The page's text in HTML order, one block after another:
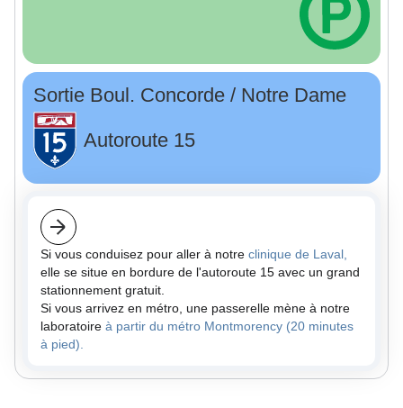
Sortie Boul. Concorde / Notre Dame
Autoroute 15
Si vous conduisez pour aller à notre clinique de Laval,
elle se situe en bordure de l'autoroute 15 avec un grand
stationnement gratuit.
Si vous arrivez en métro, une passerelle mène à notre
laboratoire à partir du métro Montmorency (20 minutes
à pied).